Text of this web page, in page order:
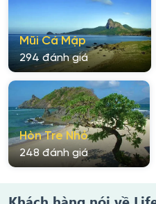
Mũi Cá Mập
294 đánh giá
Hòn Tre Nhỏ
248 đánh giá